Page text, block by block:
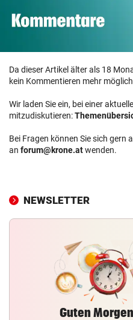
Da dieser Artikel älter als 18
kein Kommentieren mehr
Wir laden Sie ein, bei einer
mitzudiskutieren:
Bei Fragen können Sie sich gern
an forum@krone.atwenden.
NEWSLETTER
Guten Morgen